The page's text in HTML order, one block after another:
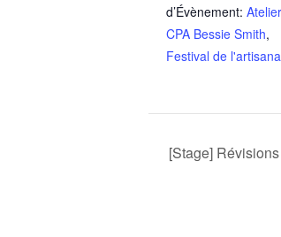
d’Évènement: Atelier
CPA Bessie Smith,
Festival de
[Stage]